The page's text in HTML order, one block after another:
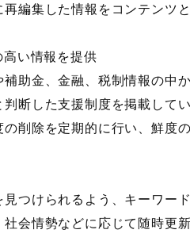
編集した情報をコンテンツ
い情報を提供
助金、金融、税制情報の中
断した支援制度を掲載して
削除を定期的に行い、鮮度
つけられるよう、キーワー
会情勢などに応じて随時更